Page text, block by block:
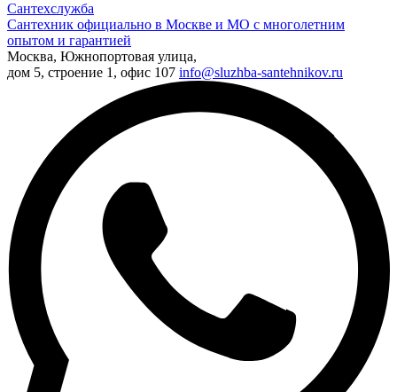
Сантехслужба
Сантехник официально в Москве и МО с многолетним
опытом и гарантией
Москва, Южнопортовая улица,
дом 5, строение 1, офис 107 info@sluzhba-santehnikov.ru